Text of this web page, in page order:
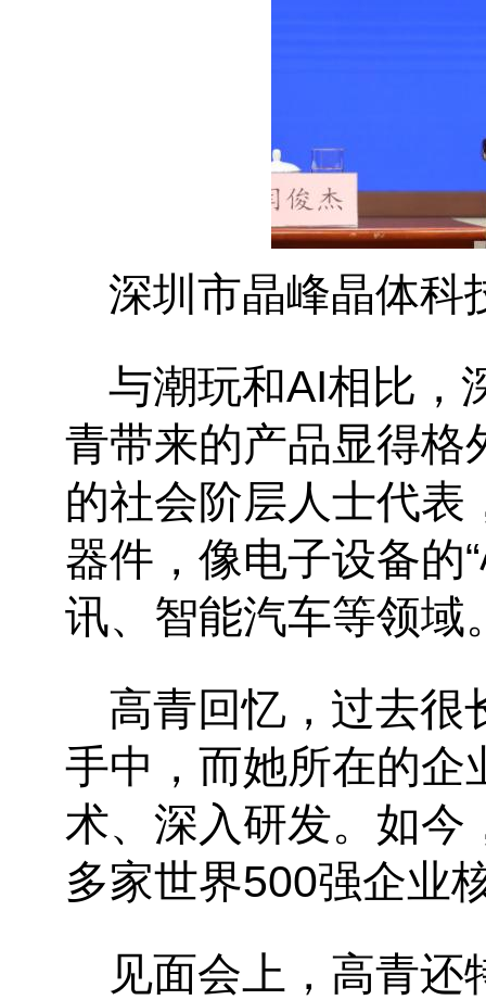
深圳市晶峰晶体科
与潮玩和AI相比，
青带来的产品显得格
的社会阶层人士代表
器件，像电子设备的
讯、智能汽车等领域
高青回忆，过去很
手中，而她所在的
术、深入研发。如今
多家世界500强企业
见面会上，高青